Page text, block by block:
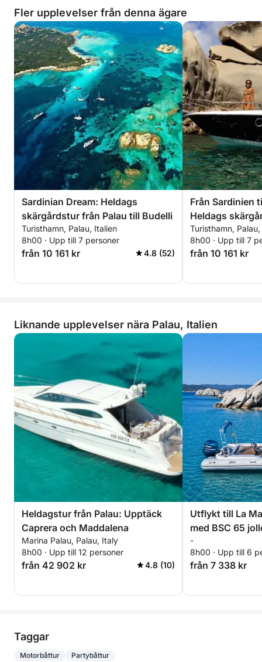
Fler upplevelser från denna ägare
Sardinian Dream: Heldags
skärgårdstur från Palau till Budelli
Turisthamn, Palau, Italien
8h00 · Upp till 7 personer
från 10 161 kr 4.8 (52)
Från Sardinien
Heldags
öhoppningstur
Turisthamn,
8h00 · Upp till 7
från 10 161 kr
Liknande upplevelser nära Palau, Italien
Heldagstur från Palau: Upptäck
Caprera och Maddalena
Marina Palau, Palau, Italy
8h00 · Upp till 12 personer
från 42 902 kr 4.8 (10)
Utflykt till La
med BSC 65
(heldag 8
-
8h00 · Upp till 6
från 7 338 kr
Taggar
Motorbåttur Partybåttur